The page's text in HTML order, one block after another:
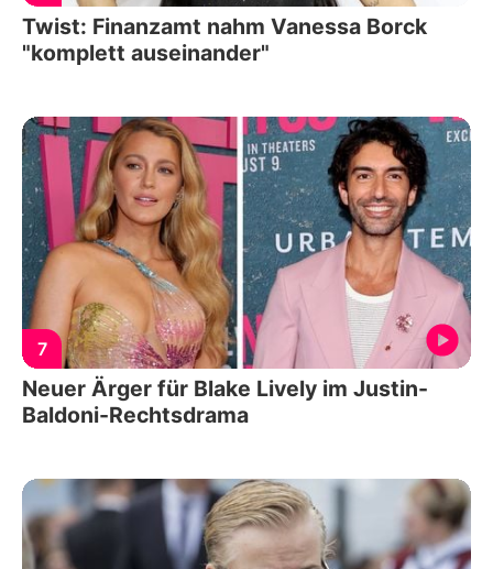
Twist: Finanzamt nahm Vanessa Borck
"komplett auseinander"
7
Neuer Ärger für Blake Lively im Justin-
Baldoni-Rechtsdrama